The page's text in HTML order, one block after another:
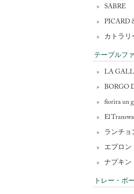
SABRE
PICARD
カトラリ
テーブルフ
LA
BORGO
fiorira un
El
ランチョ
エプロン
ナプキン
トレー・ボ